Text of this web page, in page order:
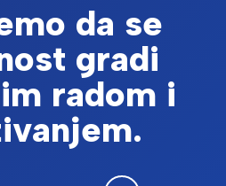
da se
gradi
radom i